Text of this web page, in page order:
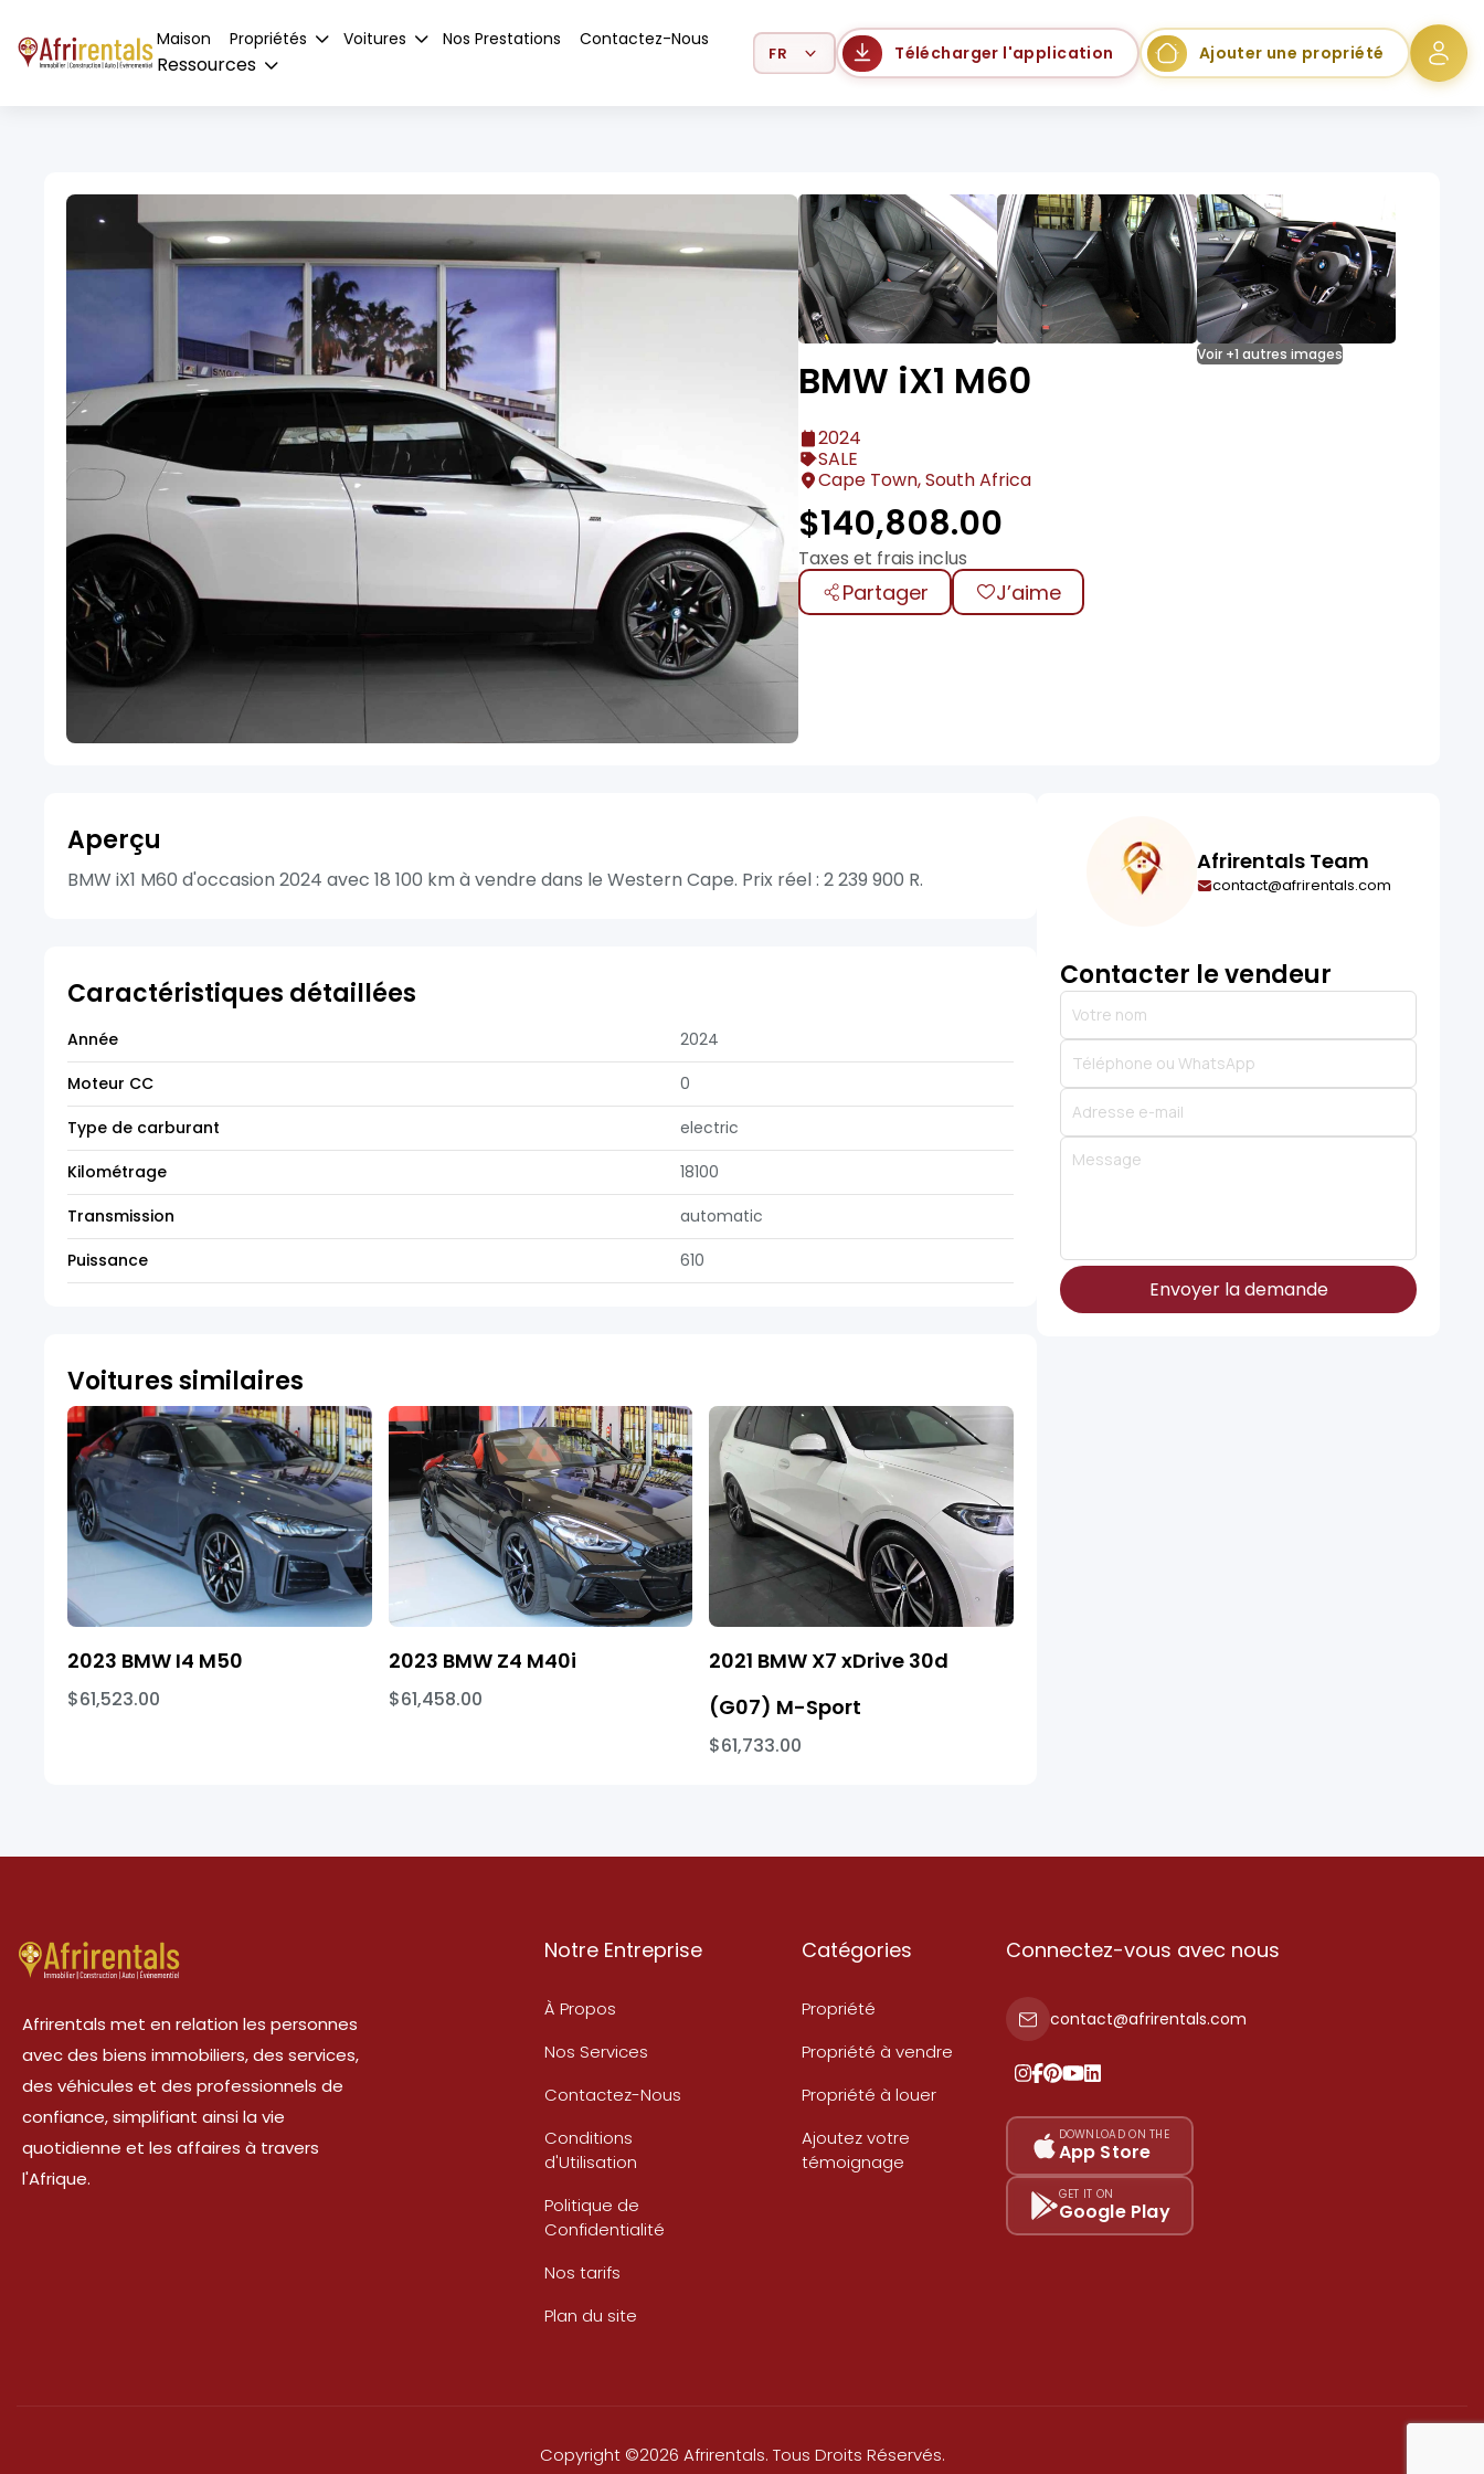
Maison Propriétés Voitures Nos Prestations Contactez-Nous
Ressources
Select Language Télécharger l'application Ajouter une propriété
Voir +1 autres images
BMW iX1 M60
2024
SALE
Cape Town, South Africa
$140,808.00
Taxes et frais inclus
Partager J’aime
Aperçu
BMW iX1 M60 d'occasion 2024 avec 18 100 km à vendre dans le Western Cape. Prix réel : 2 239 900 R.
Caractéristiques détaillées
Année
2024
Moteur CC
0
Type de carburant
electric
Kilométrage
18100
Transmission
automatic
Puissance
610
Voitures similaires
2023 BMW I4 M50
$61,523.00
2023 BMW Z4 M40i
$61,458.00
2021 BMW X7 xDrive 30d
(G07) M-Sport
$61,733.00
Afrirentals Team
contact@afrirentals.com
Contacter le vendeur
Envoyer la demande
Afrirentals met en relation les personnes
avec des biens immobiliers, des services,
des véhicules et des professionnels de
confiance, simplifiant ainsi la vie
quotidienne et les affaires à travers
l'Afrique.
Notre Entreprise
À Propos
Nos Services
Contactez-Nous
Conditions
d'Utilisation
Politique de
Confidentialité
Nos tarifs
Plan du site
Catégories
Propriété
Propriété à vendre
Propriété à louer
Ajoutez votre
témoignage
Connectez-vous avec nous
contact@afrirentals.com
DOWNLOAD ON THE
App Store
GET IT ON
Google Play
Copyright ©2026 Afrirentals. Tous Droits Réservés.